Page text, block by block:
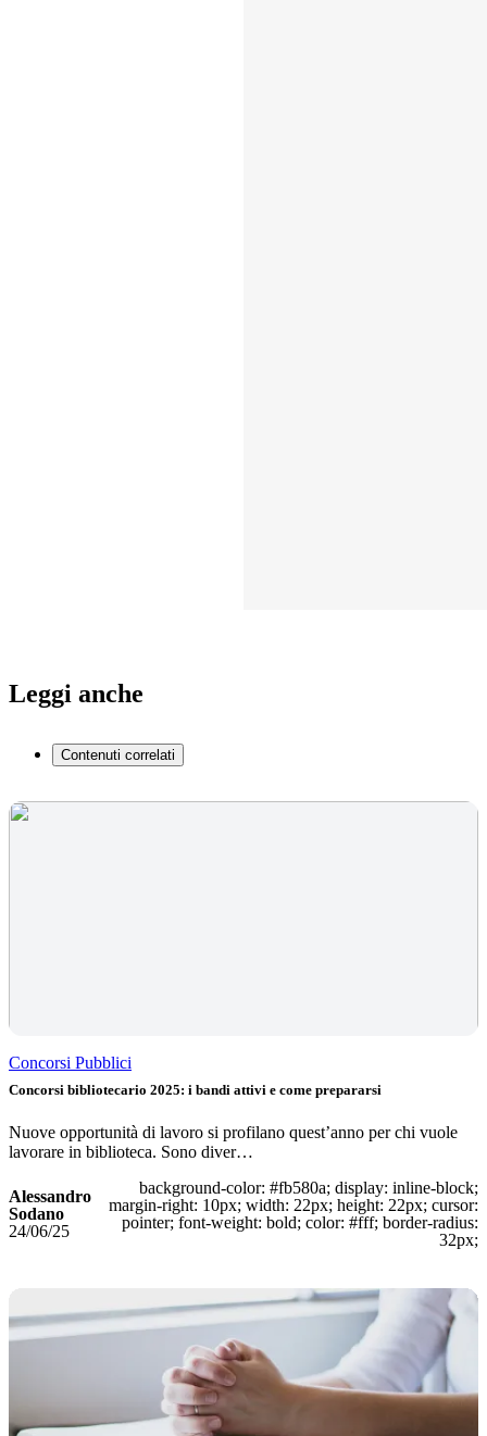
Leggi anche
Contenuti correlati
Concorsi Pubblici
Concorsi bibliotecario 2025: i bandi attivi e come prepararsi
Nuove opportunità di lavoro si profilano quest’anno per chi vuole
lavorare in biblioteca. Sono diver…
Alessandro
Sodano
24/06/25
background-color: #fb580a; display: inline-block;
margin-right: 10px; width: 22px; height: 22px; cursor:
pointer; font-weight: bold; color: #fff; border-radius:
32px;